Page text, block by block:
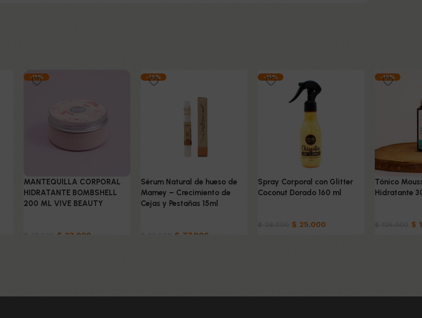
-11%
MANTEQUILLA CORPORAL
HIDRATANTE BOMBSHELL
200 ML VIVE BEAUTY
$ 33.000
-15%
Sérum Natural de hueso de
Mamey – Crecimiento de
Cejas y Pestañas 15ml
$ 77.900
-11%
Spray Corporal con Glitter
Coconut Dorado 160 ml
$ 25.000
-15%
Tónico
Hidratante
$